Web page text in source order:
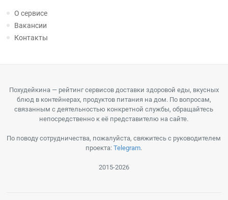
О сервисе
Вакансии
Контакты
Похудейкина — рейтинг сервисов доставки здоровой еды, вкусных
блюд в контейнерах, продуктов питания на дом. По вопросам,
связанным с деятельностью конкретной службы, обращайтесь
непосредственно к её представителю на сайте.
По поводу сотрудничества, пожалуйста, свяжитесь с руководителем
проекта:Telegram.
2015-2026